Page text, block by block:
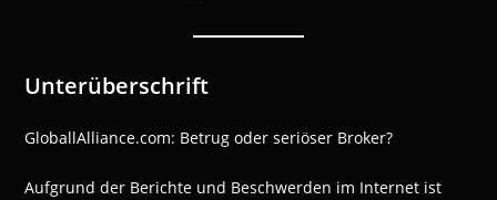
Unterüberschrift
GloballAlliance.com: Betrug oder seriöser Broker?
Aufgrund der Berichte und Beschwerden im Internet ist